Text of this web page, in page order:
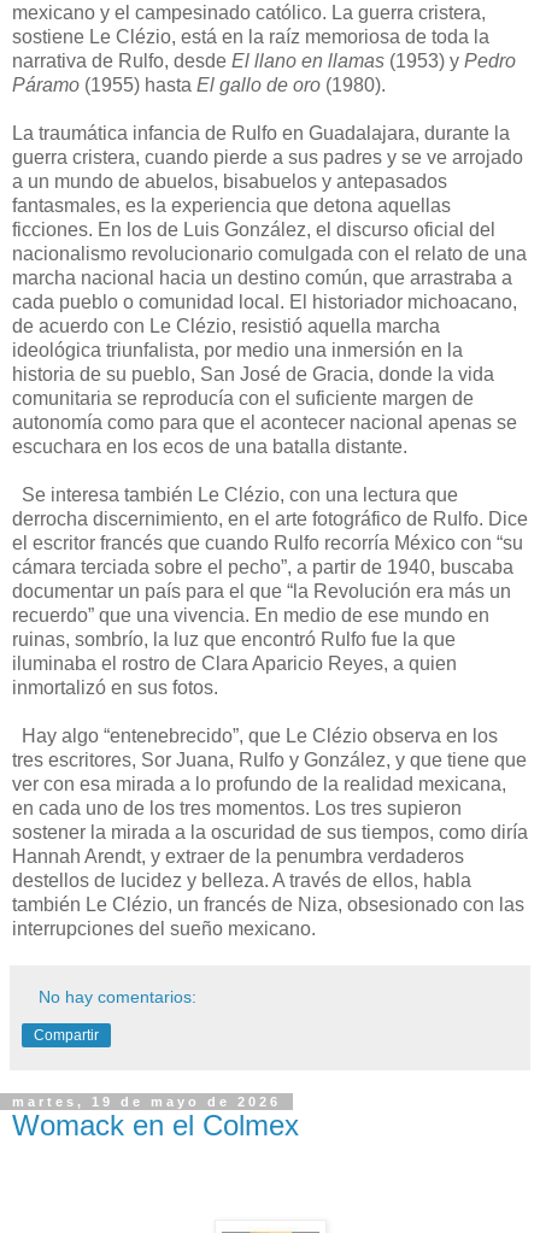
mexicano y el campesinado católico. La guerra cristera,
sostiene Le Clézio, está en la raíz memoriosa de toda la
narrativa de Rulfo, desde El llano en llamas (1953) y Pedro
Páramo (1955) hasta El gallo de oro (1980).
La traumática infancia de Rulfo en Guadalajara, durante la
guerra cristera, cuando pierde a sus padres y se ve arrojado
a un mundo de abuelos, bisabuelos y antepasados
fantasmales, es la experiencia que detona aquellas
ficciones. En los de Luis González, el discurso oficial del
nacionalismo revolucionario comulgada con el relato de una
marcha nacional hacia un destino común, que arrastraba a
cada pueblo o comunidad local. El historiador michoacano,
de acuerdo con Le Clézio, resistió aquella marcha
ideológica triunfalista, por medio una inmersión en la
historia de su pueblo, San José de Gracia, donde la vida
comunitaria se reproducía con el suficiente margen de
autonomía como para que el acontecer nacional apenas se
escuchara en los ecos de una batalla distante.
Se interesa también Le Clézio, con una lectura que
derrocha discernimiento, en el arte fotográfico de Rulfo. Dice
el escritor francés que cuando Rulfo recorría México con “su
cámara terciada sobre el pecho”, a partir de 1940, buscaba
documentar un país para el que “la Revolución era más un
recuerdo” que una vivencia. En medio de ese mundo en
ruinas, sombrío, la luz que encontró Rulfo fue la que
iluminaba el rostro de Clara Aparicio Reyes, a quien
inmortalizó en sus fotos.
Hay algo “entenebrecido”, que Le Clézio observa en los
tres escritores, Sor Juana, Rulfo y González, y que tiene que
ver con esa mirada a lo profundo de la realidad mexicana,
en cada uno de los tres momentos. Los tres supieron
sostener la mirada a la oscuridad de sus tiempos, como diría
Hannah Arendt, y extraer de la penumbra verdaderos
destellos de lucidez y belleza. A través de ellos, habla
también Le Clézio, un francés de Niza, obsesionado con las
interrupciones del sueño mexicano.
No hay comentarios:
Compartir
martes, 19 de mayo de 2026
Womack en el Colmex